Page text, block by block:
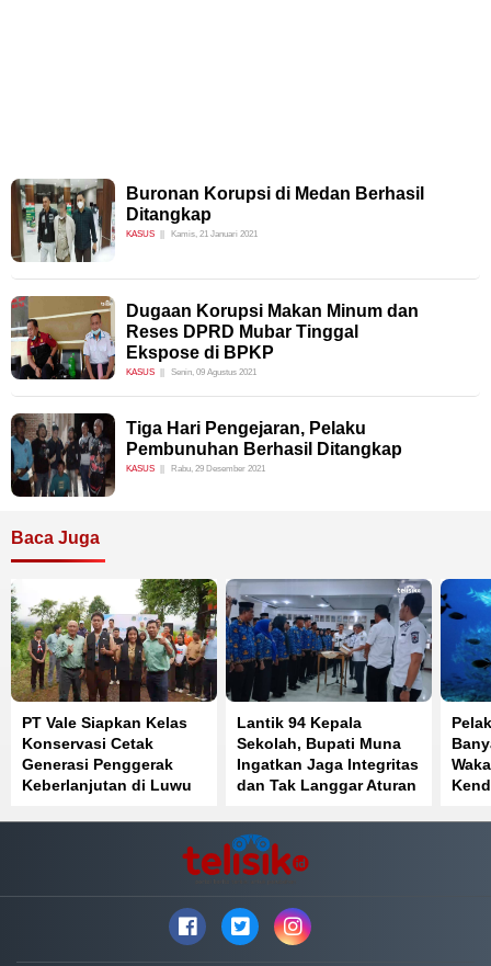
Buronan Korupsi di Medan Berhasil
Ditangkap
KASUS Kamis, 21 Januari 2021
Dugaan Korupsi Makan Minum dan
Reses DPRD Mubar Tinggal
Ekspose di BPKP
KASUS Senin, 09 Agustus 2021
Tiga Hari Pengejaran, Pelaku
Pembunuhan Berhasil Ditangkap
KASUS Rabu, 29 Desember 2021
Baca Juga
PT Vale Siapkan Kelas
Konservasi Cetak
Generasi Penggerak
Keberlanjutan di Luwu
Lantik 94 Kepala
Sekolah, Bupati Muna
Ingatkan Jaga Integritas
dan Tak Langgar Aturan